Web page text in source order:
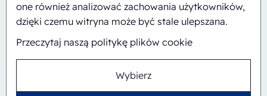
one również analizować zachowania użytkowników,
dzięki czemu witryna może być stale ulepszana.
Przeczytaj naszą politykę plików cookie
Wybierz